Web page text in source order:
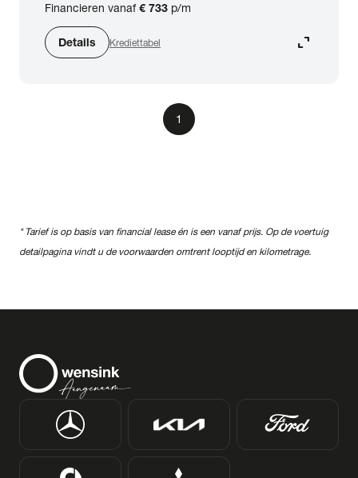
Financieren vanaf€ 733 p/m
Details Krediettabel expand_content
1
* Tarief is op basis van financial lease én is een vanaf prijs. Op de voertuig
detailpagina vindt u de voorwaarden omtrent looptijd en kilometrage.